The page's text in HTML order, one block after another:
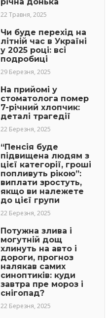
22 Травня, 2025
Чи буде перехід на
літній час в Україні
у 2025 році: всі
подробиці
29 Березня, 2025
На прийомі у
стоматолога помер
7-річний хлопчик:
деталі трагедії
22 Березня, 2025
“Пенсія буде
підвищена людям з
цієї категорії, гроші
попливуть рікою”:
виплати зростуть,
якщо ви належете
до цієї групи
22 Березня, 2025
Потужна злива і
могутній дощ
хлинуть на авто і
дороги, прогноз
налякав самих
синоптиків: куди
завтра пре мороз і
снігопад?
22 Березня, 2025